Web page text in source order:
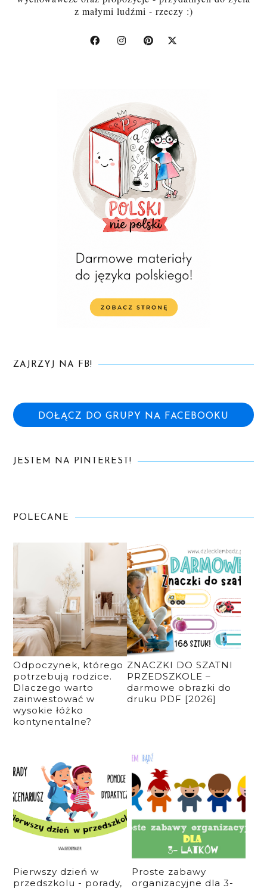
z małymi ludźmi - rzeczy :)
ZAJRZYJ NA FB!
DOŁĄCZ DO GRUPY NA FACEBOOKU
JESTEM NA PINTEREST!
POLECANE
Odpoczynek, którego
potrzebują rodzice.
Dlaczego warto
zainwestować w
wysokie łóżko
kontynentalne?
ZNACZKI DO SZATNI
PRZEDSZKOLE –
darmowe obrazki do
druku PDF [2026]
Pierwszy dzień w
przedszkolu - porady,
Proste zabawy
organizacyjne dla 3-